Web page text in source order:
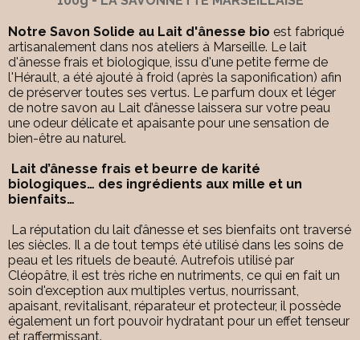
Notre Savon Solide au Lait d'ânesse bio est fabriqué
artisanalement dans nos ateliers à Marseille. Le lait
d'ânesse frais et biologique, issu d'une petite ferme de
l'Hérault, a été ajouté à froid (après la saponification) afin
de préserver toutes ses vertus. Le parfum doux et léger
de notre savon au Lait d’ânesse laissera sur votre peau
une odeur délicate et apaisante pour une sensation de
bien-être au naturel.
Lait d’ânesse frais et beurre de karité
biologiques… des ingrédients aux mille et un
bienfaits…
La réputation du lait d’ânesse et ses bienfaits ont traversé
les siècles. Il a de tout temps été utilisé dans les soins de
peau et les rituels de beauté. Autrefois utilisé par
Cléopâtre, il est très riche en nutriments, ce qui en fait un
soin d'exception aux multiples vertus, nourrissant,
apaisant, revitalisant, réparateur et protecteur, il possède
également un fort pouvoir hydratant pour un effet tenseur
et raffermissant.